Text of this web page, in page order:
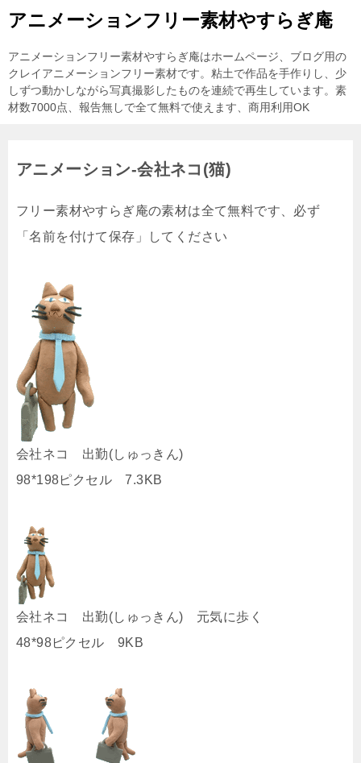
アニメーションフリー素材やすらぎ庵
アニメーションフリー素材やすらぎ庵はホームページ、ブログ用の
クレイアニメーションフリー素材です。粘土で作品を手作りし、少
しずつ動かしながら写真撮影したものを連続で再生しています。素
材数7000点、報告無しで全て無料で使えます、商用利用OK
アニメーション-会社ネコ(猫)
フリー素材やすらぎ庵の素材は全て無料です、必ず
「名前を付けて保存」してください
会社ネコ 出勤(しゅっきん)
98*198ピクセル 7.3KB
会社ネコ 出勤(しゅっきん) 元気に歩く
48*98ピクセル 9KB